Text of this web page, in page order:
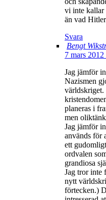
vi inte kallar
än vad
Svara
Bengt
7 mars
Jag jämför
Nazismen
planeras i
men
Jag jämför
används för
ett
ordvalen
grandiosa
Jag tror inte
nytt
förtecken.)